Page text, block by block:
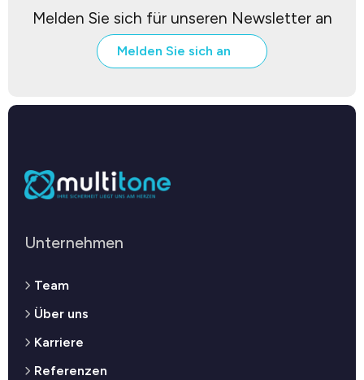
Melden Sie sich für unseren Newsletter an
Melden Sie sich an
Unternehmen
Team
Über uns
Karriere
Referenzen